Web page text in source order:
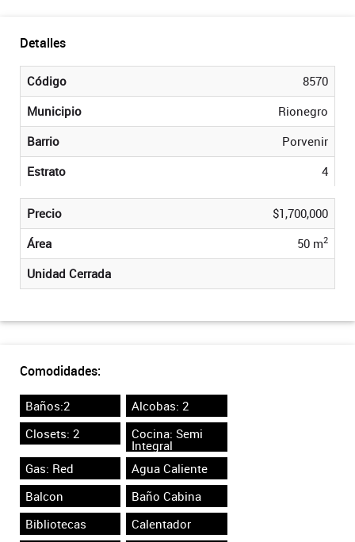
Detalles
Código
8570
Municipio
Rionegro
Barrio
Porvenir
Estrato
4
Precio
$1,700,000
Área
50 m2
Unidad Cerrada
Comodidades:
Baños:2
Alcobas: 2
Closets: 2
Cocina: Semi
Integral
Gas: Red
Agua Caliente
Balcon
Baño Cabina
Bibliotecas
Calentador